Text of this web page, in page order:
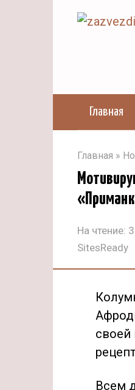
Главная
Главная »
На чтение:
SitesReady
своей
Всем